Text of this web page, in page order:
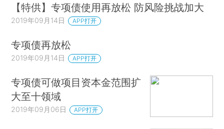
【特供】专项债使用再放松 防风险挑战加大
2019年09月14日 APP打开
专项债再放松
2019年09月14日 APP打开
专项债可做项目资本金范围扩
大至十领域
2019年09月06日 APP打开